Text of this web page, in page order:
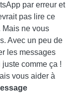
par erreur et
pas lire ce
Mais ne vous
Avec un peu de
les messages
comme ça !
vous aider à